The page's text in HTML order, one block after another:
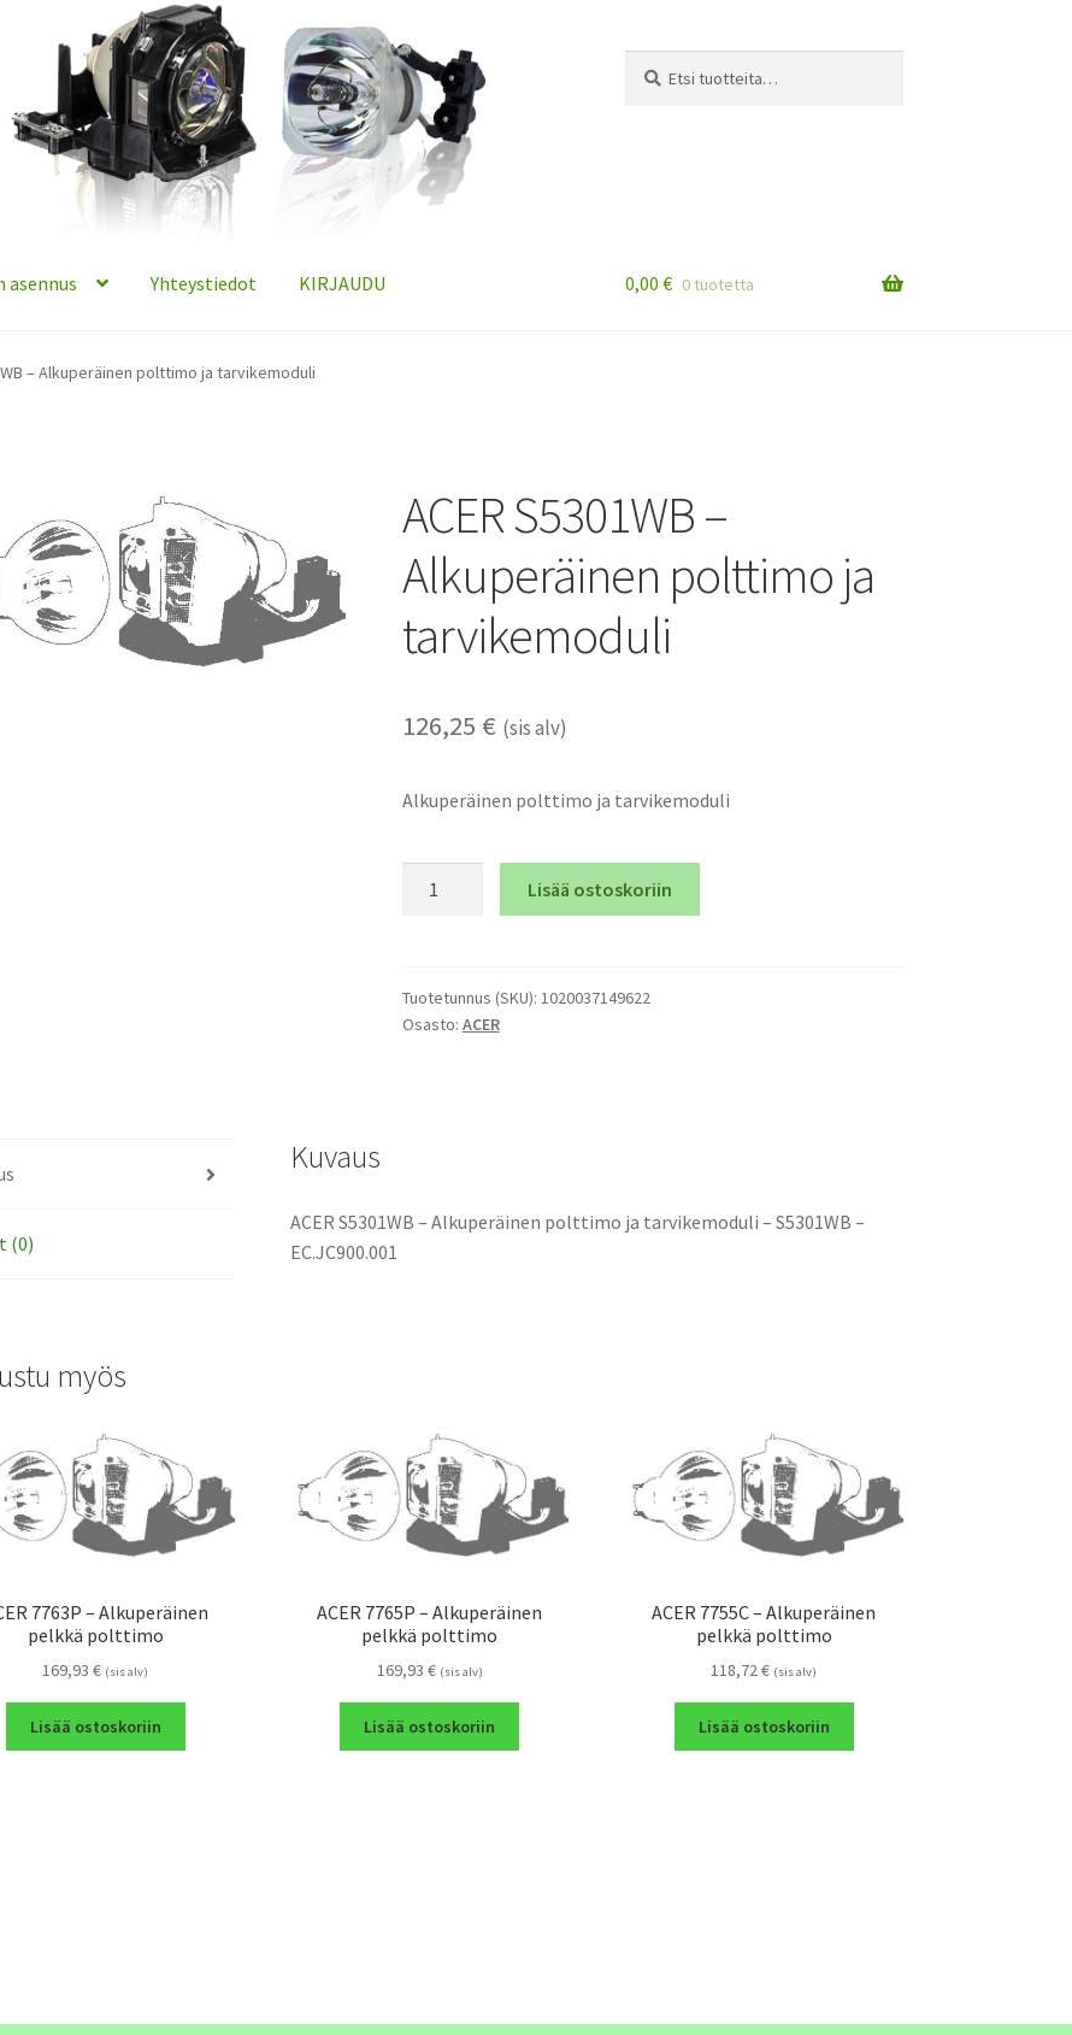
asennus Yhteystiedot KIRJAUDU 0,00 € 0 tuotetta
– Alkuperäinen polttimo ja tarvikemoduli
ACER S5301WB –
Alkuperäinen polttimo ja
tarvikemoduli
126,25 € (sis alv)
Alkuperäinen polttimo ja tarvikemoduli
polttimo
ja
Lisää ostoskoriin
Tuotetunnus (SKU): 1020037149622
Osasto: ACER
(0)
Kuvaus
ACER S5301WB – Alkuperäinen polttimo ja tarvikemoduli – S5301WB –
EC.JC900.001
myös
7763P – Alkuperäinen
pelkkä polttimo
169,93€ (sis alv)
Lisää ostoskoriin
ACER 7765P – Alkuperäinen
pelkkä polttimo
169,93 € (sis alv)
Lisää ostoskoriin
ACER 7755C – Alkuperäinen
pelkkä polttimo
118,72€ (sis alv)
Lisää ostoskoriin